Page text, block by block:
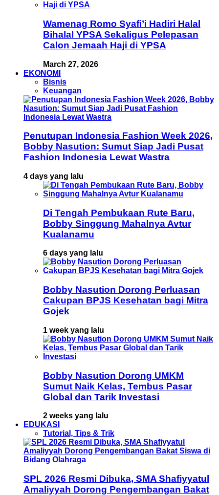
Wamenag Romo Syafi’i Hadiri Halal
Bihalal YPSA Sekaligus Pelepasan
Calon Jemaah Haji di YPSA
March 27, 2026
EKONOMI
Bisnis
Keuangan
Penutupan Indonesia Fashion Week 2026,
Bobby Nasution: Sumut Siap Jadi Pusat
Fashion Indonesia Lewat Wastra
4 days yang lalu
Di Tengah Pembukaan Rute Baru,
Bobby Singgung Mahalnya Avtur
Kualanamu
6 days yang lalu
Bobby Nasution Dorong Perluasan
Cakupan BPJS Kesehatan bagi Mitra
Gojek
1 week yang lalu
Bobby Nasution Dorong UMKM
Sumut Naik Kelas, Tembus Pasar
Global dan Tarik Investasi
2 weeks yang lalu
EDUKASI
Tutorial, Tips & Trik
SPL 2026 Resmi Dibuka, SMA Shafiyyatul
Amaliyyah Dorong Pengembangan Bakat